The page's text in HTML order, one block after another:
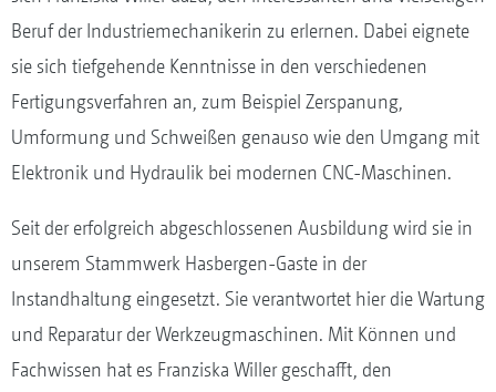
Beruf der Industriemechanikerin zu erlernen. Dabei eignete
sie sich tiefgehende Kenntnisse in den verschiedenen
Fertigungsverfahren an, zum Beispiel Zerspanung,
Umformung und Schweißen genauso wie den Umgang mit
Elektronik und Hydraulik bei modernen CNC-Maschinen.
Seit der erfolgreich abgeschlossenen Ausbildung wird sie in
unserem Stammwerk Hasbergen-Gaste in der
Instandhaltung eingesetzt. Sie verantwortet hier die Wartung
und Reparatur der Werkzeugmaschinen. Mit Können und
Fachwissen hat es Franziska Willer geschafft, den